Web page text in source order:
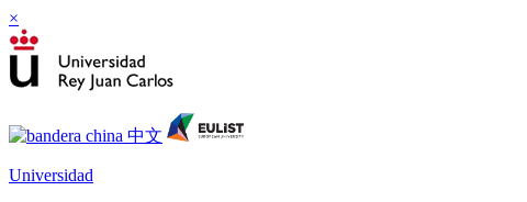
×
Universidad